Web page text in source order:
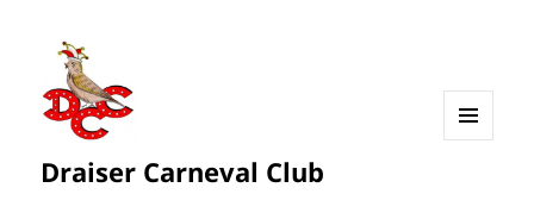
Draiser Carneval Club